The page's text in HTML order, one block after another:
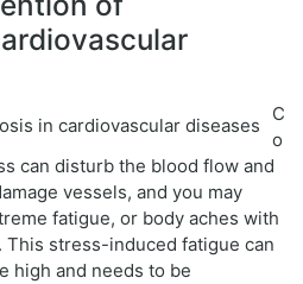
C
o
can disturb the blood flow and
vessels, and you may
fatigue, or body aches with
stress-induced fatigue can
high and needs to be